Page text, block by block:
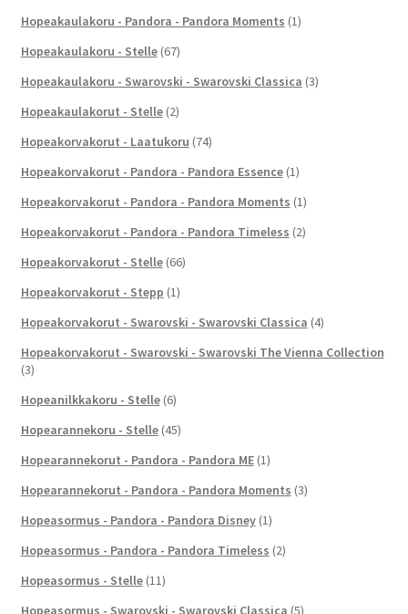
Hopeakaulakoru - Pandora - Pandora Moments (1)
Hopeakaulakoru - Stelle (67)
Hopeakaulakoru - Swarovski - Swarovski Classica (3)
Hopeakaulakorut - Stelle (2)
Hopeakorvakorut - Laatukoru (74)
Hopeakorvakorut - Pandora - Pandora Essence (1)
Hopeakorvakorut - Pandora - Pandora Moments (1)
Hopeakorvakorut - Pandora - Pandora Timeless (2)
Hopeakorvakorut - Stelle (66)
Hopeakorvakorut - Stepp (1)
Hopeakorvakorut - Swarovski - Swarovski Classica (4)
Hopeakorvakorut - Swarovski - Swarovski The Vienna Collection
(3)
Hopeanilkkakoru - Stelle (6)
Hopearannekoru - Stelle (45)
Hopearannekorut - Pandora - Pandora ME (1)
Hopearannekorut - Pandora - Pandora Moments (3)
Hopeasormus - Pandora - Pandora Disney (1)
Hopeasormus - Pandora - Pandora Timeless (2)
Hopeasormus - Stelle (11)
Hopeasormus - Swarovski - Swarovski Classica (5)